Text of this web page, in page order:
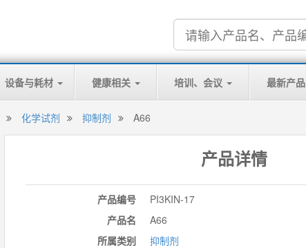
设备与耗材 健康相关 培训、会议 最新产品
化学试剂 抑制剂 A66
产品详情
产品编号
PI3KIN-17
产品名
A66
所属类别
抑制剂